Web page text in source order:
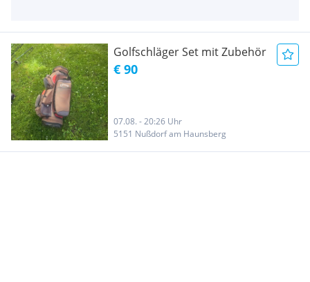
Golfschläger Set mit Zubehör
€ 90
07.08. - 20:26 Uhr
5151 Nußdorf am Haunsberg